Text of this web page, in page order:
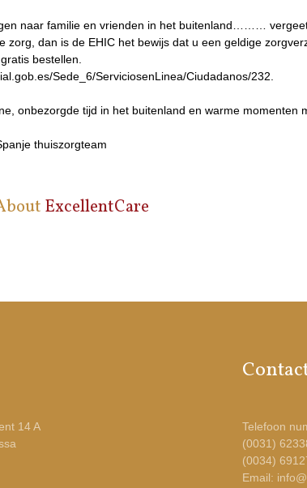
naar familie en vrienden in het buitenland………
zorg, dan is de EHIC het bewijs dat u een geldige
bestellen.
Sede_6/ServiciosenLinea/Ciudadanos/232.
onbezorgde tijd in het buitenland en warme momenten
thuiszorgteam
ExcellentCare
14 A
Telefoon
(0031)
(0034)
Email: